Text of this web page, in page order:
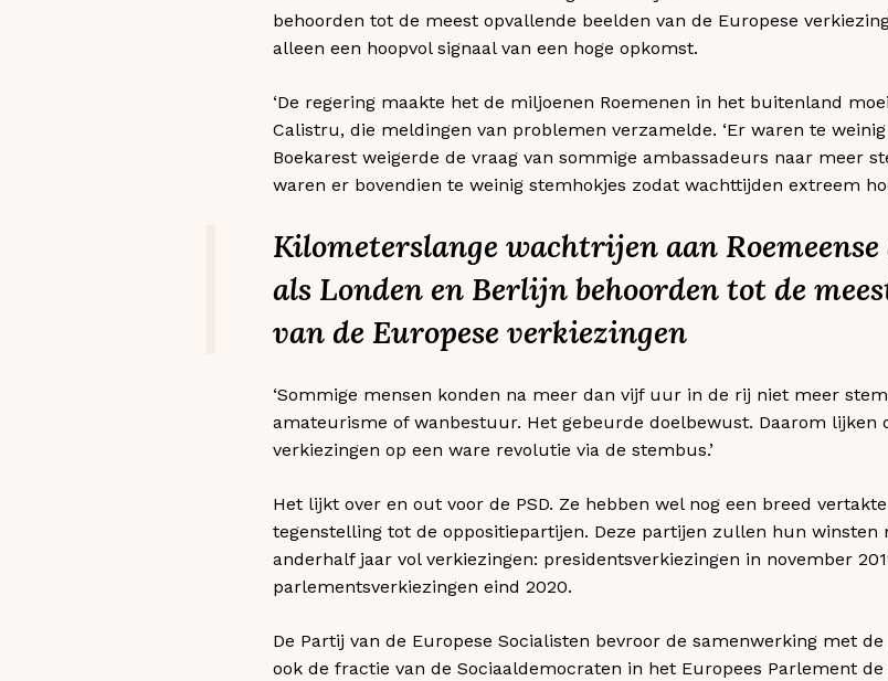
behoorden tot de meest opvallende beelden van de Europese
alleen een hoopvol signaal van een hoge opkomst.
‘De regering maakte het de miljoenen Roemenen in het buitenland
Calistru, die meldingen van problemen verzamelde. ‘Er waren te
Boekarest weigerde de vraag van sommige ambassadeurs naar meer
waren er bovendien te weinig stemhokjes zodat wachttijden extreem
Kilometerslange wachtrijen aan Roemeense
als Londen en Berlijn behoorden tot de
van de Europese verkiezingen
‘Sommige mensen konden na meer dan vijf uur in de rij niet meer
amateurisme of wanbestuur. Het gebeurde doelbewust. Daarom lijken
verkiezingen op een ware revolutie via de stembus.’
Het lijkt over en out voor de PSD. Ze hebben wel nog een breed
tegenstelling tot de oppositiepartijen. Deze partijen zullen hun winsten
anderhalf jaar vol verkiezingen: presidentsverkiezingen in november
parlementsverkiezingen eind 2020.
De Partij van de Europese Socialisten bevroor de samenwerking met
ook de fractie van de Sociaaldemocraten in het Europees Parlement